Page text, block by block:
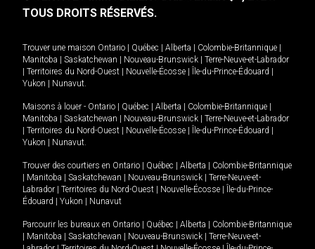
TOUS DROITS RÉSERVÉS.
Trouver une maison Ontario Québec Alberta Colombie-Britannique
Manitoba
Saskatchewan Nouveau-Brunswick
Terre-Neuve-et-Labrador
Territoires du Nord-Ouest Nouvelle-Écosse Île-du-Prince-Édouard
Yukon
Nunavut.
Maisons à louer - Ontario Québec Alberta Colombie-Britannique
Manitoba
Saskatchewan Nouveau-Brunswick
Terre-Neuve-et-Labrador
Territoires du Nord-Ouest Nouvelle-Écosse Île-du-Prince-Édouard
Yukon
Nunavut.
Trouver des courtiers en Ontario Québec Alberta
Colombie-Britannique
Manitoba Saskatchewan Nouveau-Brunswick
Terre-Neuve-et-
Labrador
Territoires du Nord-Ouest Nouvelle-Écosse
Île-du-Prince-
Édouard
Yukon Nunavut
Parcourir les bureaux en Ontario Québec Alberta
Colombie-Britannique
Manitoba Saskatchewan Nouveau-Brunswick
Terre-Neuve-et-